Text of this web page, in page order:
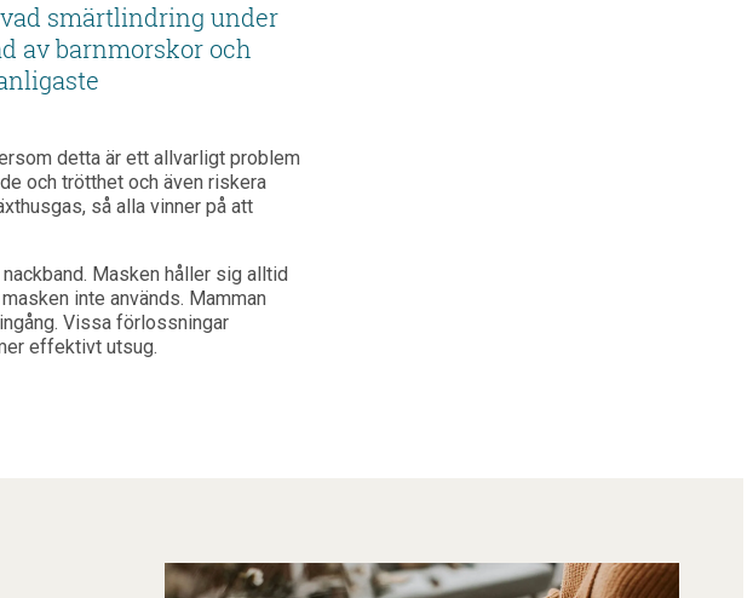
smärtlindring under
av barnmorskor och
detta är ett allvarligt problem
och trötthet och även riskera
så alla vinner på att
Masken håller sig alltid
inte används. Mamman
Vissa förlossningar
effektivt utsug.